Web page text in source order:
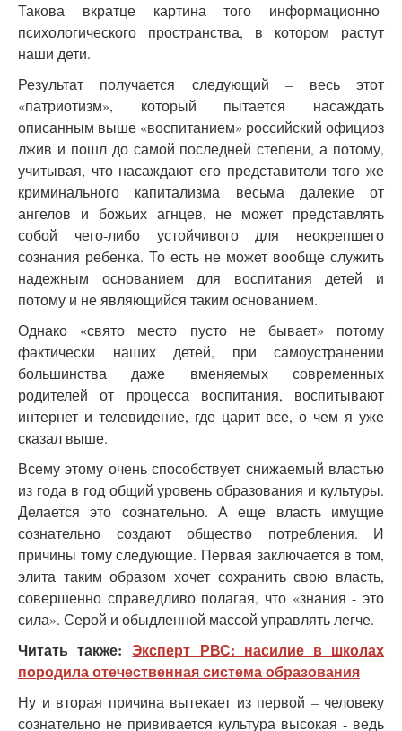
Такова вкратце картина того информационно-
психологического пространства, в котором растут
наши дети.
Результат получается следующий – весь этот
«патриотизм», который пытается насаждать
описанным выше «воспитанием» российский официоз
лжив и пошл до самой последней степени, а потому,
учитывая, что насаждают его представители того же
криминального капитализма весьма далекие от
ангелов и божьих агнцев, не может представлять
собой чего-либо устойчивого для неокрепшего
сознания ребенка. То есть не может вообще служить
надежным основанием для воспитания детей и
потому и не являющийся таким основанием.
Однако «свято место пусто не бывает» потому
фактически наших детей, при самоустранении
большинства даже вменяемых современных
родителей от процесса воспитания, воспитывают
интернет и телевидение, где царит все, о чем я уже
сказал выше.
Всему этому очень способствует снижаемый властью
из года в год общий уровень образования и культуры.
Делается это сознательно. А еще власть имущие
сознательно создают общество потребления. И
причины тому следующие. Первая заключается в том,
элита таким образом хочет сохранить свою власть,
совершенно справедливо полагая, что «знания - это
сила». Серой и обыдленной массой управлять легче.
Читать также:Эксперт РВС: насилие в школах
породила отечественная система образования
Ну и вторая причина вытекает из первой – человеку
сознательно не прививается культура высокая - ведь